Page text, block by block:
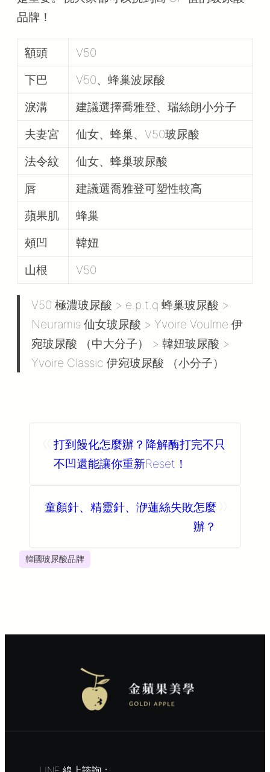
品牌！
額頭
V50
下巴
V50、蜂巢波尿酸
淚溝
建議選擇喬雅登、瑞絲朗小分子
夫妻宮
仙女、蜂巢、V50玻尿酸
法令紋
仙女、蜂巢玻尿酸
唇
建議選喬雅登可塑性較高
蘋果肌
蜂巢
頰凹
韓妞
山根
V50
V50 極濃玻尿酸 > e.p.t.q 蜂巢玻尿酸 >
Neuramis 仙女玻尿酸 > Yvoire Voulme 伊
宛玻尿酸 （中大分子） > 韓妞玻尿酸 >
Yvoire Classic 伊宛玻尿酸 （小分子）
打到饅化怎麼辦？降解酶打完不只
不凹還能讓你重新Reset！
童顏針、精靈針、洢蓮絲失敗怎麼
辦？
韓國玻尿酸品牌